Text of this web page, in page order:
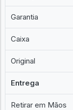
Garantia
Caixa
Original
Entrega
Retirar em Mãos